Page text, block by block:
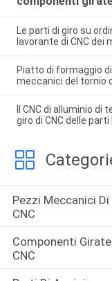
Le parti di giro su
lavorante di CNC dei
Piatto di formaggio
meccanici del tornio
Il CNC di alluminio
giro di CNC delle parti
Pezzi Meccanici Di
CNC
Componenti Girate
CNC